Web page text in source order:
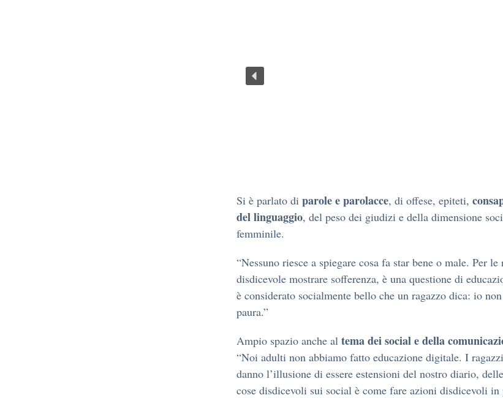
Si è parlato di parole e parolacce, di offese, epiteti,
del linguaggio, del peso dei giudizi e della dimensione
femminile.
“Nessuno riesce a spiegare cosa fa star bene o male. Per le
disdicevole mostrare sofferenza, è una questione di
è considerato socialmente bello che un ragazzo dica: io
paura.”
Ampio spazio anche al tema dei social e della
“Noi adulti non abbiamo fatto educazione digitale. I
danno l’illusione di essere estensioni del nostro diario,
cose disdicevoli sui social è come fare azioni disdicevoli in